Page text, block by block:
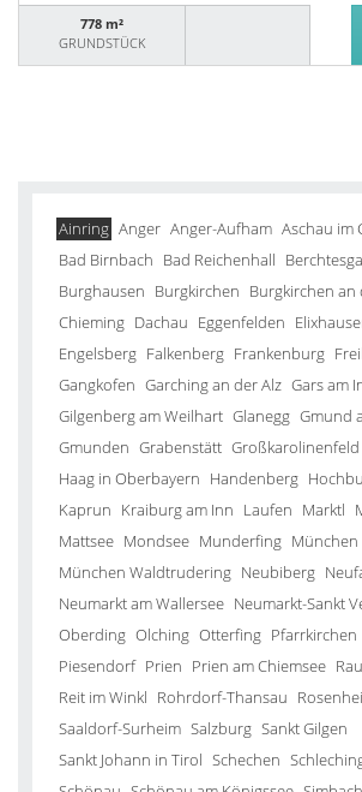
778 m²
GRUNDSTÜCK
Ainring Anger Anger-Aufham Aschau im
Bad Birnbach Bad Reichenhall
Burghausen Burgkirchen Burgkirchen an
Chieming Dachau Eggenfelden
Engelsberg Falkenberg Frankenburg
Gangkofen Garching an der Alz Gars am
Gilgenberg am Weilhart Glanegg Gmund
Gmunden Grabenstätt Großkarolinenfeld
Haag in Oberbayern Handenberg
Kaprun Kraiburg am Inn Laufen Marktl
Mattsee Mondsee Munderfing München
München Waldtrudering Neubiberg
Neumarkt am Wallersee Neumarkt-Sankt
Oberding Olching Otterfing Pfarrkirchen
Piesendorf Prien Prien am Chiemsee
Reit im Winkl Rohrdorf-Thansau
Saaldorf-Surheim Salzburg Sankt Gilgen
Sankt Johann in Tirol Schechen